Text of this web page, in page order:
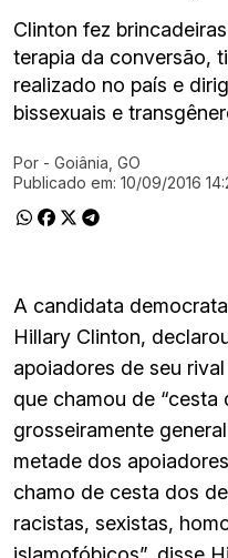
Clinton fez
terapia da conversão,
realizado no país e
bissexuais e
Ir direto pra matéria
Por - Goiânia, GO
Publicado em: 10/09/2016
A candidata
Hillary Clinton,
apoiadores de seu
que chamou de “cesta
grosseiramente
metade dos
chamo de cesta dos
racistas, sexistas,